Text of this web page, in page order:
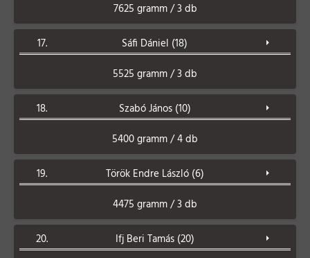
7625 gramm / 3 db
17.
Sáfi Dániel (18)
5525 gramm / 3 db
18.
Szabó János (10)
5400 gramm / 4 db
19.
Török Endre László (6)
4475 gramm / 3 db
20.
Ifj Beri Tamás (20)